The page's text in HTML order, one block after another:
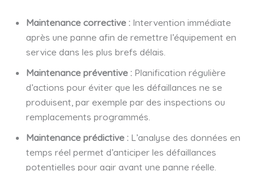
Maintenance corrective :Intervention immédiate
après une panne afin de remettre l’équipement en
service dans les plus brefs délais.
Maintenance préventive :Planification régulière
d’actions pour éviter que les défaillances ne se
produisent, par exemple par des inspections ou
remplacements programmés.
Maintenance prédictive :L’analyse des données en
temps réel permet d’anticiper les défaillances
potentielles pour agir avant une panne réelle.